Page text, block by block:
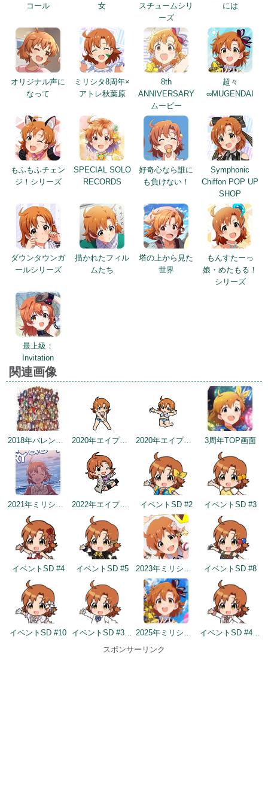
コール
女
スチュームシリ
ーズ
には
オリジナル声に
なって
ミリシタ8周年×
アトレ秋葉原
8th
ANNIVERSARY
ムービー
超々
∞MUGENDAI
もふもふチェン
ジ！シリーズ
SPECIAL SOLO
RECORDS
好奇心なら誰に
も負けない！
Symphonic
Chiffon POP UP
SHOP
ダウンタウンガ
ールシリーズ
描かれたフィル
ムたち
塔の上から見た
世界
もんすたーっ
娘・めたもる！
シリーズ
最上級：
Invitation
関連画像
2018年バレンタインデー公式ツイート 2020年エイプリルフールネタ 2020年エイプリルフールネタ 3周年TOP画面
2021年ミリシタ4周年カウントダウン（4日前） 2022年エイプリルフールネタ イベントSD #2 イベントSD #3
イベントSD #4 イベントSD #5 2023年ミリシタ4周年イメージ イベントSD #8
イベントSD #10 イベントSD #346 2025年ミリシタ8周年トップ画面
イベントSD #403
スポンサーリンク